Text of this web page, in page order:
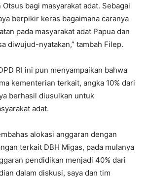
bagi masyarakat adat. Sebagai
berpikir keras bagaimana caranya
pada masyarakat adat Papua dan
diwujud-nyatakan,” tambah Filep.
RI ini pun menyampaikan bahwa
kementerian terkait, angka 10% dari
berhasil diusulkan untuk
adat.
alokasi anggaran dengan
terkait DBH Migas, pada mulanya
pendidikan menjadi 40% dari
dalam diskusi, saya dan tim